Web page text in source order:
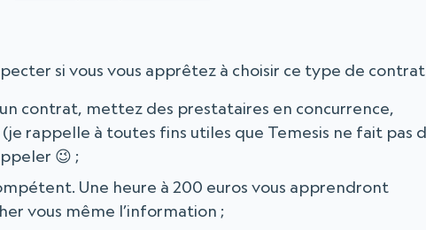
si vous vous apprêtez à choisir ce type de contrat
contrat, mettez des prestataires en concurrence,
rappelle à toutes fins utiles que Temesis ne fait pas
😉 ;
Une heure à 200 euros vous apprendront
vous même l’information ;